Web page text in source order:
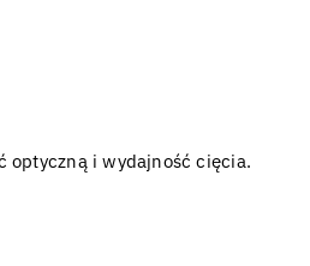
optyczną i wydajność cięcia.